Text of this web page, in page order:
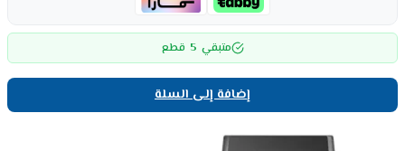
متبقي 5 قطع
إضافة إلى السلة